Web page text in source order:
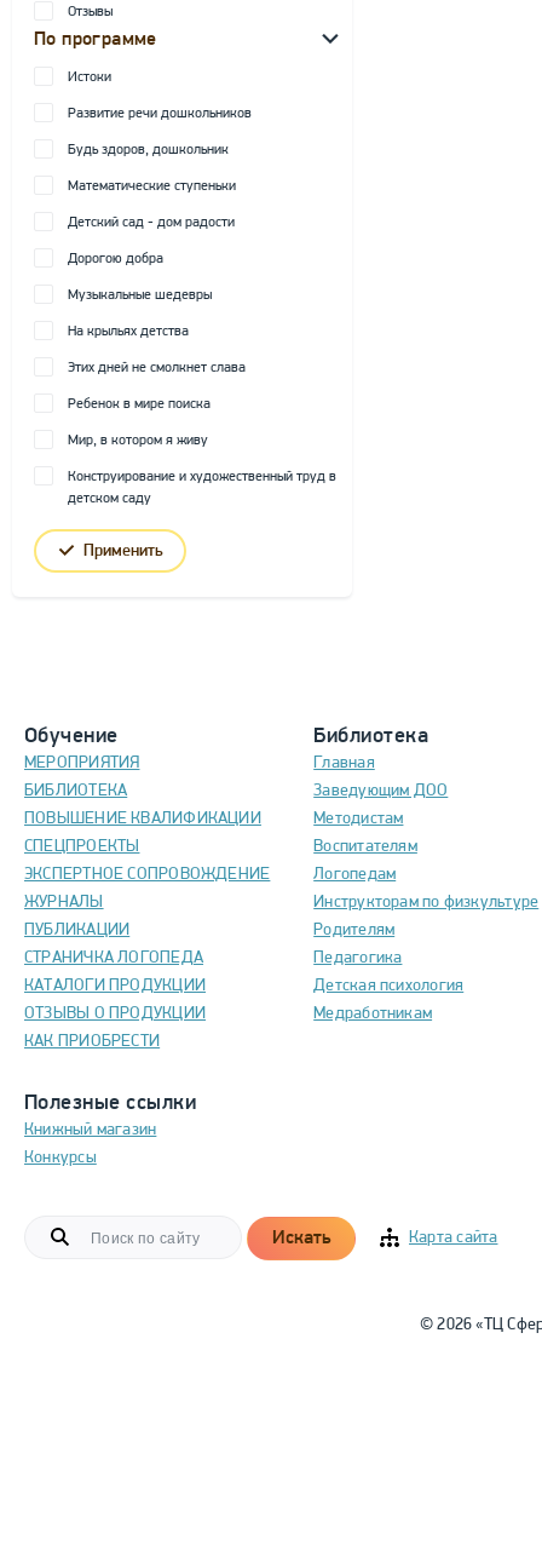
Отзывы
По программе
Истоки
Развитие речи дошкольников
Будь здоров, дошкольник
Математические ступеньки
Детский сад - дом радости
Дорогою добра
Музыкальные шедевры
На крыльях детства
Этих дней не смолкнет слава
Ребенок в мире поиска
Мир, в котором я живу
Конструирование и художественный труд в
детском саду
Применить
Обучение
МЕРОПРИЯТИЯ
БИБЛИОТЕКА
ПОВЫШЕНИЕ КВАЛИФИКАЦИИ
СПЕЦПРОЕКТЫ
ЭКСПЕРТНОЕ СОПРОВОЖДЕНИЕ
ЖУРНАЛЫ
ПУБЛИКАЦИИ
СТРАНИЧКА ЛОГОПЕДА
КАТАЛОГИ ПРОДУКЦИИ
ОТЗЫВЫ О ПРОДУКЦИИ
КАК ПРИОБРЕСТИ
Полезные ссылки
Книжный магазин
Конкурсы
Библиотека
Главная
Заведующим ДОО
Методистам
Воспитателям
Логопедам
Инструкторам по физкультуре
Родителям
Педагогика
Детская психология
Медработникам
Искать Карта сайта
© 2026 «ТЦ